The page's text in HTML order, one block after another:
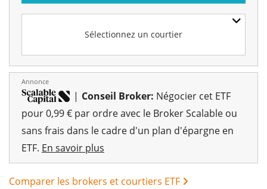
Sélectionnez un courtier
Annonce
| Conseil Broker: Négocier cet ETF
pour 0,99 € par ordre avec le Broker Scalable ou
sans frais dans le cadre d'un plan d'épargne en
ETF. En savoir plus
Comparer les brokers et courtiers ETF